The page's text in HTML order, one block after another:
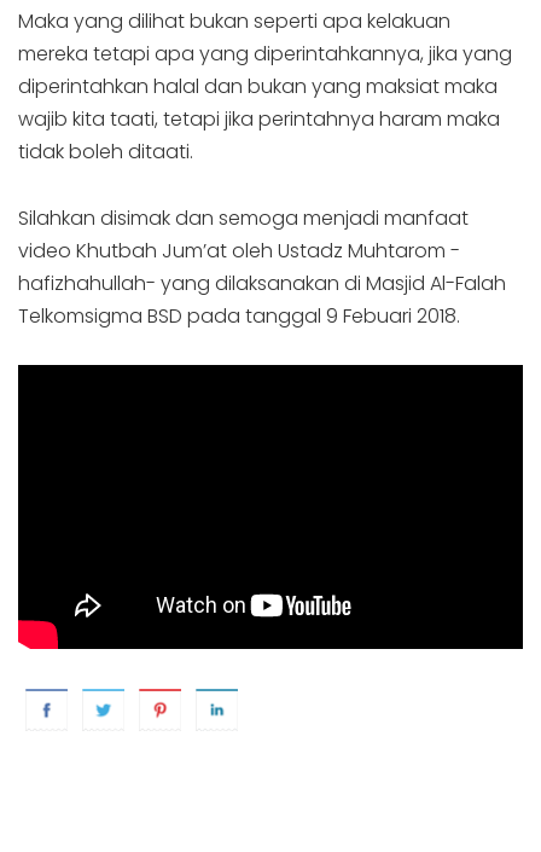
Maka yang dilihat bukan seperti apa kelakuan
mereka tetapi apa yang diperintahkannya, jika yang
diperintahkan halal dan bukan yang maksiat maka
wajib kita taati, tetapi jika perintahnya haram maka
tidak boleh ditaati.
Silahkan disimak dan semoga menjadi manfaat
video Khutbah Jum’at oleh Ustadz Muhtarom -
hafizhahullah- yang dilaksanakan di Masjid Al-Falah
Telkomsigma BSD pada tanggal 9 Febuari 2018.